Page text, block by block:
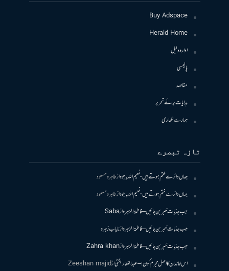
Buy Adspace
Herald Home
ادارہ دلیل
پالیسی
مقاصد
ہدایات برائے تحریر
ہمارے لکھاری
تازہ تبصرے
جہاں دائرے ختم ہوتے ہیں- نعیم اللہ باجوہازطاہرہ مسعود
جہاں دائرے ختم ہوتے ہیں- نعیم اللہ باجوہازطاہرہ مسعود
جب جذبات خبر بن جائیں – فاطمۃالزہرہازSaba
جب جذبات خبر بن جائیں – فاطمۃالزہرہازنایاب زہرہ
جب جذبات خبر بن جائیں – فاطمۃالزہرہازZahra khan
اس خاندان کا اصل مجرم کون! – عبدالغفار بگٹیازZeeshan majid